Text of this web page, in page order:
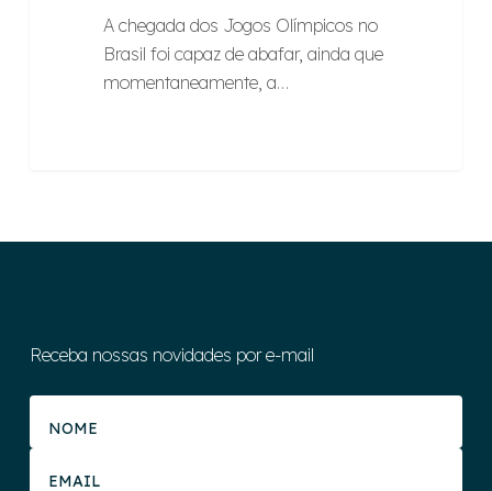
A chegada dos Jogos Olímpicos no
Brasil foi capaz de abafar, ainda que
momentaneamente, a…
Receba nossas novidades por e-mail